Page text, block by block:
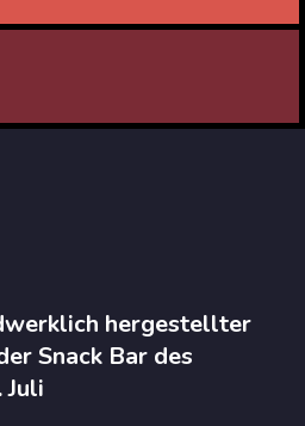
hergestellter
Snack Bar des
Juli